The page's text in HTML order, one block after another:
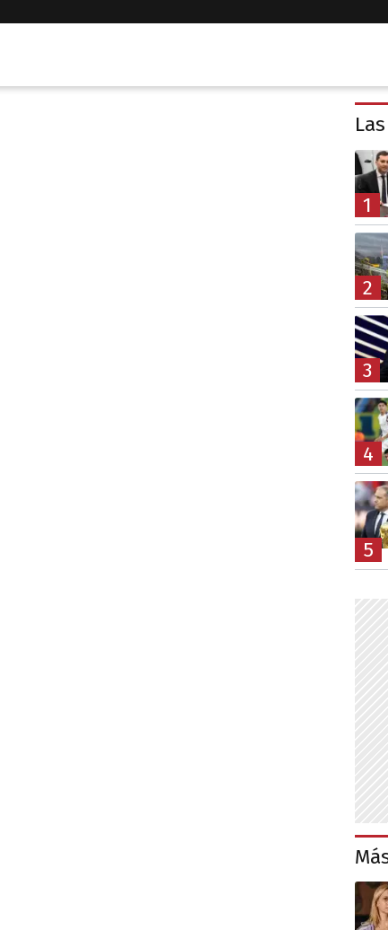
1
2
3
4
5